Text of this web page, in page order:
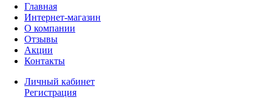
Главная
Интернет-магазин
О компании
Отзывы
Акции
Контакты
Личный кабинет
Регистрация